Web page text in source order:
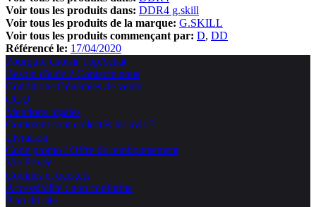
Voir tous les produits dans: DDR4 g.skill
Voir tous les produits de la marque: G.SKILL
Voir tous les produits commençant par: D DD
Référencé le: 17/04/2020
Pourquoi choisir TopAchat
Besoin d'aide ? Contacte nous
Conditions Générales de vente
CGU
Mentions légales
Comment sont collectés les avis ?
Livraison
Code promo / Offre de remboursement
Vie Privée
Cookies et trackers
Accessibilité : non conforme
Plan du site